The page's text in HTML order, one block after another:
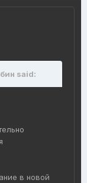
said:
в новой